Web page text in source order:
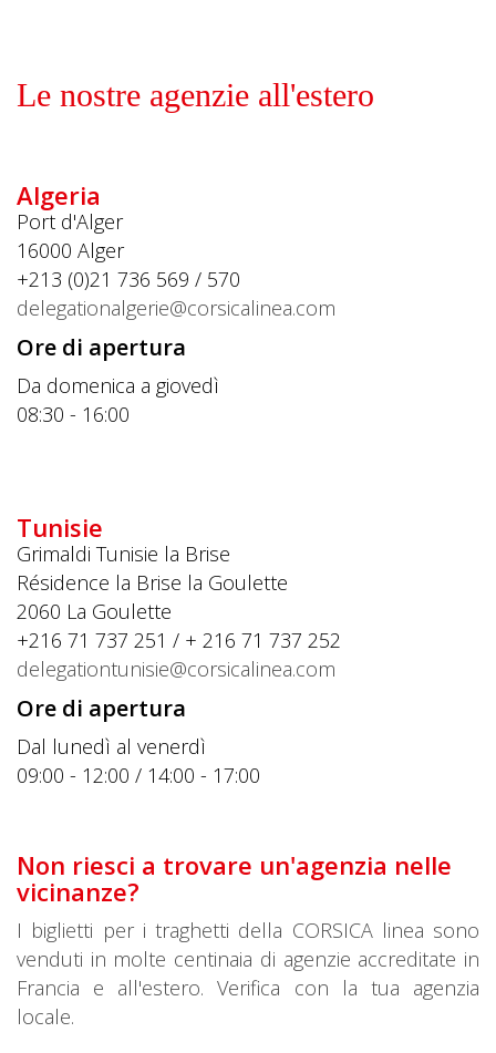
Le nostre agenzie all'estero
Algeria
Port d'Alger
16000 Alger
+213 (0)21 736 569 / 570
delegationalgerie@corsicalinea.com
Ore di apertura
Da domenica a giovedì
08:30 - 16:00
Tunisie
Grimaldi Tunisie la Brise
Résidence la Brise la Goulette
2060 La Goulette
+216 71 737 251 / + 216 71 737 252
delegationtunisie@corsicalinea.com
Ore di apertura
Dal lunedì al venerdì
09:00 - 12:00 / 14:00 - 17:00
Non riesci a trovare un'agenzia nelle
vicinanze?
I biglietti per i traghetti della CORSICA linea sono
venduti in molte centinaia di agenzie accreditate in
Francia e all'estero. Verifica con la tua agenzia
locale.